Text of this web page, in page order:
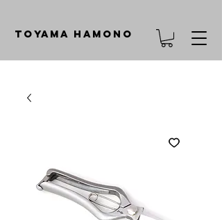
TOYAMA HAMONO